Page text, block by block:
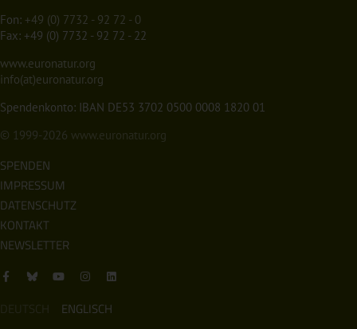
Fon: +49 (0) 7732 - 92 72 - 0
Fax: +49 (0) 7732 - 92 72 - 22
www.euronatur.org
info(at)euronatur.org
Spendenkonto: IBAN DE53 3702 0500 0008 1820 01
© 1999-2026 www.euronatur.org
SPENDEN
IMPRESSUM
DATENSCHUTZ
KONTAKT
NEWSLETTER
DEUTSCH ENGLISCH